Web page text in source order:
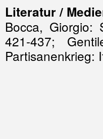
Literatur /
Bocca, Giorgio:
421-437;
Partisanenkrieg: